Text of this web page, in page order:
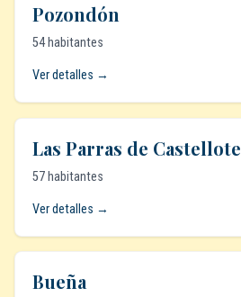
Pozondón
54 habitantes
Ver detalles →
Las Parras de Castellote
57 habitantes
Ver detalles →
Bueña